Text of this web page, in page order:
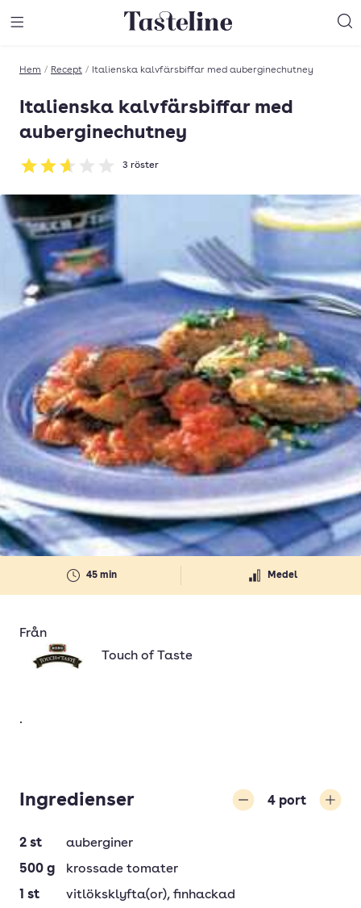
Till Tastelines startsida
Hem / Recept / Italienska kalvfärsbiffar med auberginechutney
Italienska kalvfärsbiffar med
auberginechutney
Betyg: 2.67 av 5
3 röster
45 min Medel
Från
Touch of Taste
.
Ingredienser 4 port
2 st
auberginer
500 g
krossade tomater
1 st vitlöksklyfta(or), finhackad